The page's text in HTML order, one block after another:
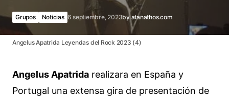
Grupos Noticias 6 septiembre, 2023byatanathos.com
Angelus Apatrida Leyendas del Rock 2023 (4)
Angelus Apatrida realizara en España y
Portugal una extensa gira de presentación de